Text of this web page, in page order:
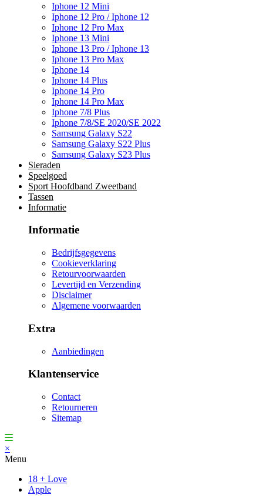
Iphone 12 Mini
Iphone 12 Pro / Iphone 12
Iphone 12 Pro Max
Iphone 13 Mini
Iphone 13 Pro / Iphone 13
Iphone 13 Pro Max
Iphone 14
Iphone 14 Plus
Iphone 14 Pro
Iphone 14 Pro Max
Iphone 7/8 Plus
Iphone 7/8/SE 2020/SE 2022
Samsung Galaxy S22
Samsung Galaxy S22 Plus
Samsung Galaxy S23 Plus
Sieraden
Speelgoed
Sport Hoofdband Zweetband
Tassen
Informatie
Informatie
Bedrijfsgegevens
Cookieverklaring
Retourvoorwaarden
Levertijd en Verzending
Disclaimer
Algemene voorwaarden
Extra
Aanbiedingen
Klantenservice
Contact
Retourneren
Sitemap
×
Menu
18 + Love
Apple